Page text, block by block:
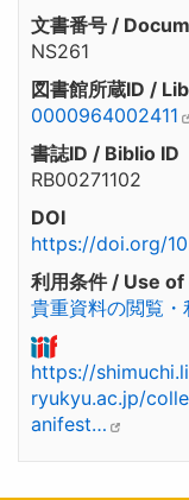
文書番号 /
NS261
図書館所蔵ID /
0000964002411
書誌ID / Biblio ID
RB00271102
DOI
https://doi.org/
利用条件 / Use
貴重資料の閲覧・
https://
ryukyu.ac.jp/
anifest…